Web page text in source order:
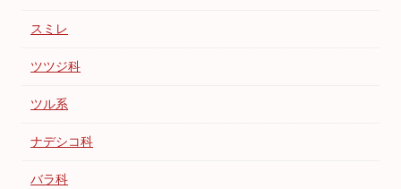
スミレ
ツツジ科
ツル系
ナデシコ科
バラ科